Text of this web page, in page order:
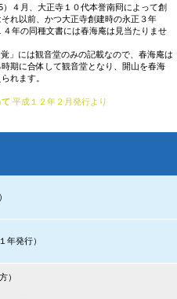
４月、大正寺１０代本誉南冏によって創
れ以前、かつ大正寺創建時の永正３年
４年の同種文書には春海庵は見当たりませ
」には観音堂のみの記載なので、春海庵は
期に合体して観音堂となり、開山を春海
れます。
平成１２年２月発行より
行）